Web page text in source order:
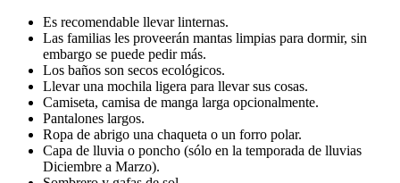
Es recomendable llevar linternas.
Las familias les proveerán mantas limpias para dormir, sin
embargo se puede pedir más.
Los baños son secos ecológicos.
Llevar una mochila ligera para llevar sus cosas.
Camiseta, camisa de manga larga opcionalmente.
Pantalones largos.
Ropa de abrigo una chaqueta o un forro polar.
Capa de lluvia o poncho (sólo en la temporada de lluvias
Diciembre a Marzo).